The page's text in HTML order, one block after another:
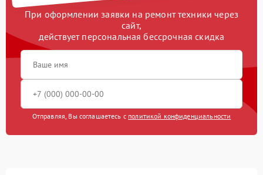
При оформлении заявки на ремонт техники через
сайт,
действует персональная бессрочная скидка
Отправляя, Вы соглашаетесь с политикой конфиденциальности